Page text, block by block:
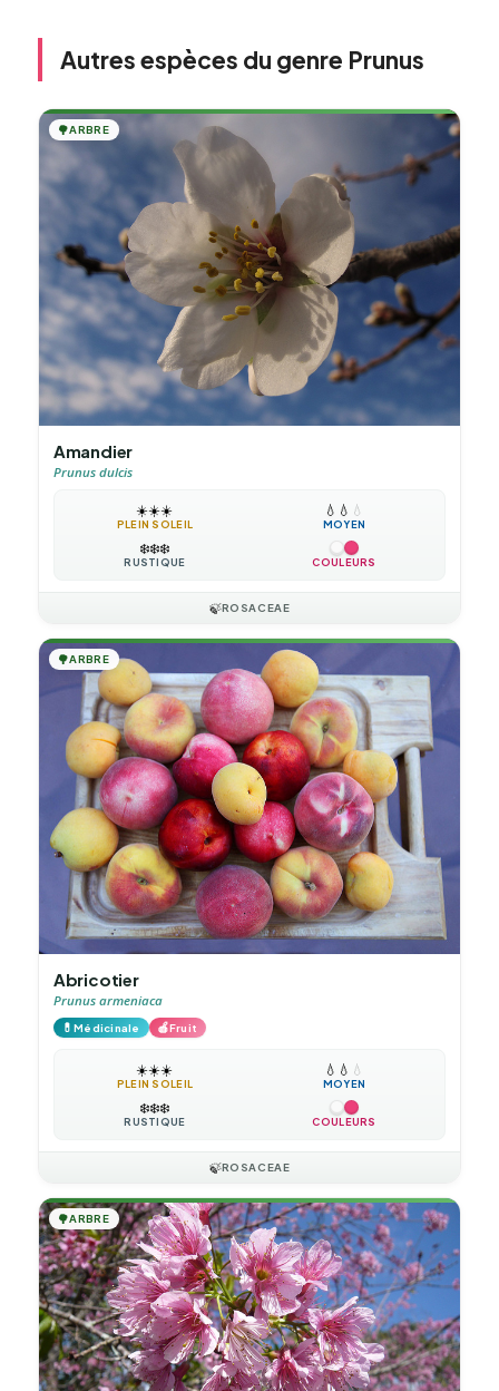
Autres espèces du genre Prunus
🌳ARBRE
Amandier
Prunus dulcis
☀️☀️☀️
PLEIN SOLEIL
💧 💧 💧
MOYEN
❄️❄️❄️
RUSTIQUE COULEURS
🍃ROSACEAE
🌳ARBRE
Abricotier
Prunus armeniaca
💊Médicinale 🍎Fruit
☀️☀️☀️
PLEIN SOLEIL
💧 💧 💧
MOYEN
❄️❄️❄️
RUSTIQUE COULEURS
🍃ROSACEAE
🌳ARBRE